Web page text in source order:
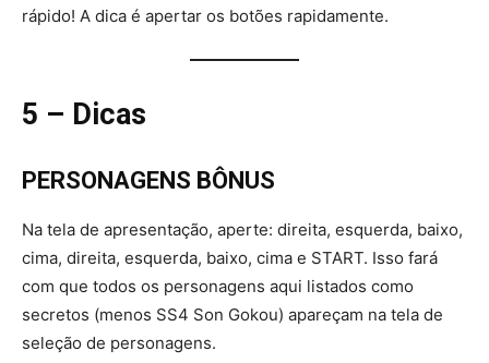
rápido! A dica é apertar os botões rapidamente.
5 – Dicas
PERSONAGENS BÔNUS
Na tela de apresentação, aperte: direita, esquerda, baixo,
cima, direita, esquerda, baixo, cima e START. Isso fará
com que todos os personagens aqui listados como
secretos (menos SS4 Son Gokou) apareçam na tela de
seleção de personagens.